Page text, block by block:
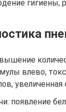
гигиены,
влево,
появление